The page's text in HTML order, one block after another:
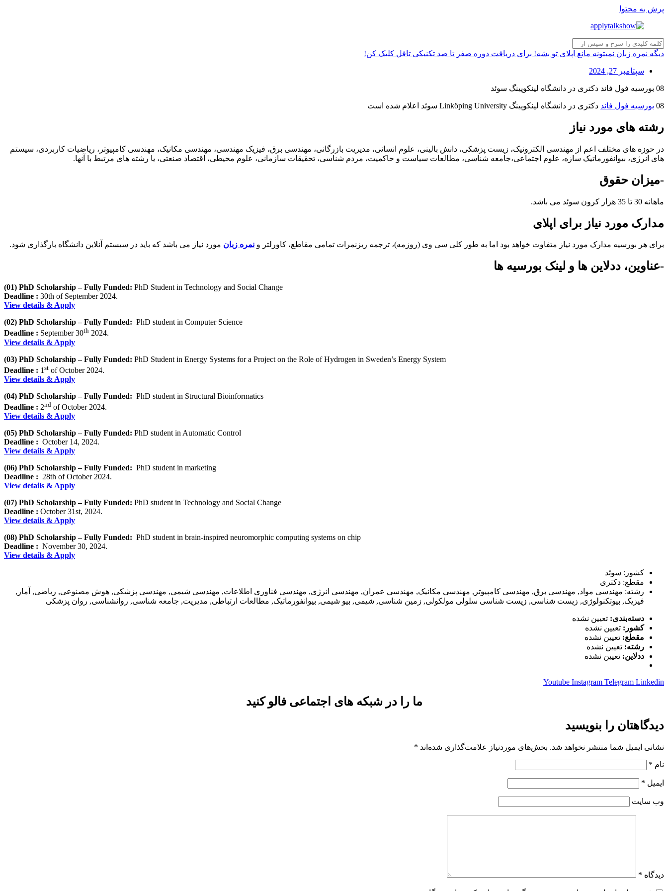
پرش به محتوا
دیگه نمره زبان نمیتونه مانع اپلای تو بشه! برای دریافت دوره صفر تا صد تکنیکی تافل کلیک کن!
سپتامبر 27, 2024
08 بورسیه فول فاند دکتری در دانشگاه لینکوپینگ سوئد
08 بورسیه فول فاند دکتری در دانشگاه لینکوپینگ Linköping University سوئد اعلام شده است
رشته های مورد نیاز
در حوزه های مختلف اعم از مهندسی الکترونیک، زیست پزشکی، دانش بالینی، علوم انسانی، مدیریت بازرگانی، مهندسی برق، فیزیک مهندسی، مهندسی مکانیک، مهندسی کامپیوتر، ریاضیات کاربردی، سیستم
های انرژی، بیوانفورماتیک سازه، علوم اجتماعی،جامعه شناسی، مطالعات سیاست و حاکمیت، مردم شناسی، تحقیقات سازمانی، علوم محیطی، اقتصاد صنعتی، یا رشته های مرتبط با آنها.
-میزان حقوق
ماهانه 30 تا 35 هزار کرون سوئد می باشد.
مدارک مورد نیاز برای اپلای
برای هر بورسیه مدارک مورد نیاز متفاوت خواهد بود اما به طور کلی سی وی (روزمه)، ترجمه ریزنمرات تمامی مقاطع، کاورلتر و نمره زبان مورد نیاز می باشد که باید در سیستم آنلاین دانشگاه بارگذاری شود.
-عناوین، ددلاین ها و لینک بورسیه ها
(01) PhD Scholarship – Fully Funded: PhD Student in Technology and Social Change
Deadline : 30th of September 2024.
View details & Apply
(02) PhD Scholarship – Fully Funded: PhD student in Computer Science
Deadline : September 30th 2024.
View details & Apply
(03) PhD Scholarship – Fully Funded: PhD Student in Energy Systems for a Project on the Role of Hydrogen in Sweden’s Energy System
Deadline : 1 st of October 2024.
View details & Apply
(04) PhD Scholarship – Fully Funded: PhD student in Structural Bioinformatics
Deadline : 2nd of October 2024.
View details & Apply
(05) PhD Scholarship – Fully Funded: PhD student in Automatic Control
Deadline : October 14, 2024.
View details & Apply
(06) PhD Scholarship – Fully Funded: PhD student in marketing
Deadline : 28th of October 2024.
View details & Apply
(07) PhD Scholarship – Fully Funded: PhD student in Technology and Social Change
Deadline : October 31st, 2024.
View details & Apply
(08) PhD Scholarship – Fully Funded: PhD student in brain-inspired neuromorphic computing systems on chip
Deadline : November 30, 2024.
View details & Apply
کشور: سوئد
مقطع: دکتری
رشته: مهندسی مواد, مهندسی برق, مهندسی کامپیوتر, مهندسی مکانیک, مهندسی عمران, مهندسی انرژی, مهندسی فناوری اطلاعات, مهندسی شیمی, مهندسی پزشکی, هوش مصنوعی, ریاضی, آمار,
فیزیک, بیوتکنولوژی, زیست شناسی, زیست شناسی سلولی مولکولی, زمین شناسی, شیمی, بیو شیمی, بیوانفورماتیک, مطالعات ارتباطی, مدیریت, جامعه شناسی, روانشناسی, روان پزشکی
دسته‌بندی: تعیین نشده
کشور: تعیین نشده
مقطع: تعیین نشده
رشته: تعیین نشده
ددلاین: تعیین نشده
Youtube Instagram Telegram Linkedin
ما را در شبکه های اجتماعی فالو کنید
دیدگاهتان را بنویسید
نشانی ایمیل شما منتشر نخواهد شد. بخش‌های موردنیاز علامت‌گذاری شده‌اند *
نام *
ایمیل *
وب‌ سایت
دیدگاه *